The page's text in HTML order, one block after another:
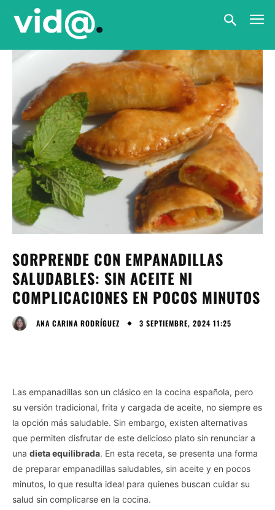
SORPRENDE CON EMPANADILLAS
SALUDABLES: SIN ACEITE NI
COMPLICACIONES EN POCOS MINUTOS
ANA CARINA RODRÍGUEZ 3 SEPTIEMBRE, 2024 11:25
Las empanadillas son un clásico en la cocina española, pero
su versión tradicional, frita y cargada de aceite, no siempre es
la opción más saludable. Sin embargo, existen alternativas
que permiten disfrutar de este delicioso plato sin renunciar a
una dieta equilibrada. En esta receta, se presenta una forma
de preparar empanadillas saludables, sin aceite y en pocos
minutos, lo que resulta ideal para quienes buscan cuidar su
salud sin complicarse en la cocina.